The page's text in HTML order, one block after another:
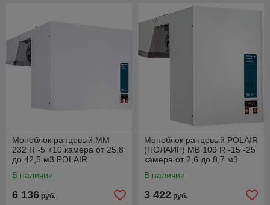
Моноблок ранцевый MM
232 R -5 +10 камера от 25,8
до 42,5 м3 POLAIR
В наличии
6 136 руб.
Моноблок ранцевый POLAIR
(ПОЛАИР) MB 109 R -15 -25
камера от 2,6 до 8,7 м3
В наличии
3 422 руб.